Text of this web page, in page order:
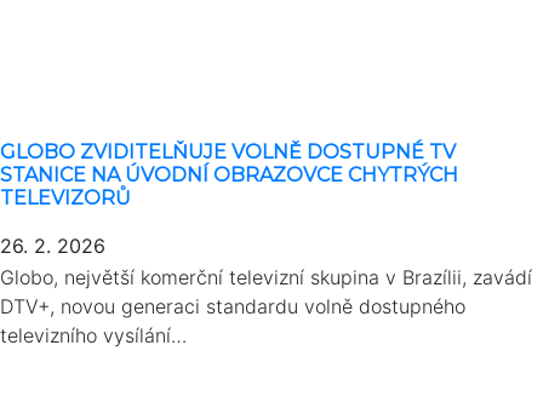
GLOBO ZVIDITELŇUJE VOLNĚ DOSTUPNÉ TV
STANICE NA ÚVODNÍ OBRAZOVCE CHYTRÝCH
TELEVIZORŮ
26. 2. 2026
Globo, největší komerční televizní skupina v Brazílii, zavádí
DTV+, novou generaci standardu volně dostupného
televizního vysílání…